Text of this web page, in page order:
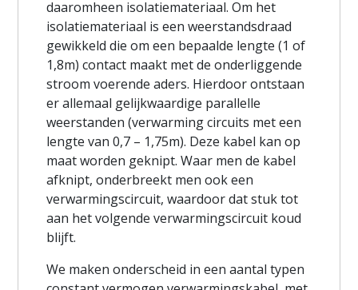
daaromheen isolatiemateriaal. Om het
isolatiemateriaal is een weerstandsdraad
gewikkeld die om een bepaalde lengte (1 of
1,8m) contact maakt met de onderliggende
stroom voerende aders. Hierdoor ontstaan
er allemaal gelijkwaardige parallelle
weerstanden (verwarming circuits met een
lengte van 0,7 – 1,75m). Deze kabel kan op
maat worden geknipt. Waar men de kabel
afknipt, onderbreekt men ook een
verwarmingscircuit, waardoor dat stuk tot
aan het volgende verwarmingscircuit koud
blijft.
We maken onderscheid in een aantal typen